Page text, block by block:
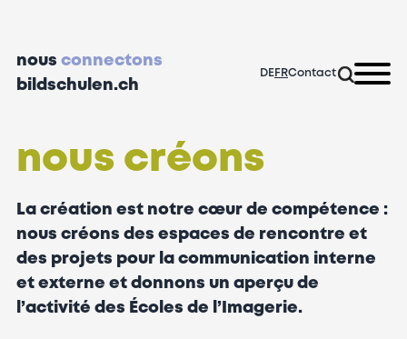
nous connectons
bildschulen.ch
DEFRContact
nous créons
La création est notre cœur de compétence :
nous créons des espaces de rencontre et
des projets pour la communication interne
et externe et donnons un aperçu de
l’activité des Écoles de l’Imagerie.